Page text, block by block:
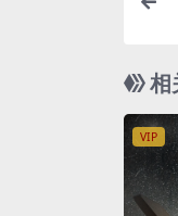
相
VIP